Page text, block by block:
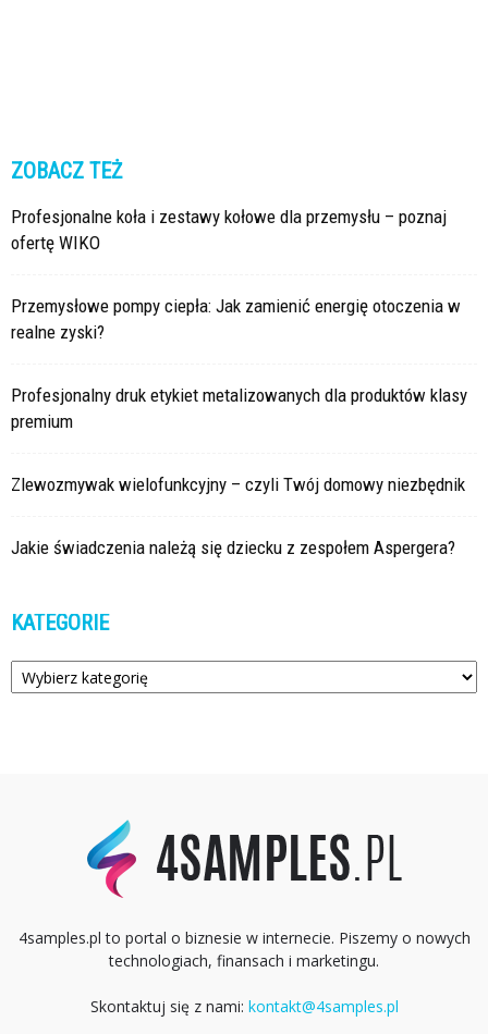
ZOBACZ TEŻ
Profesjonalne koła i zestawy kołowe dla przemysłu – poznaj
ofertę WIKO
Przemysłowe pompy ciepła: Jak zamienić energię otoczenia w
realne zyski?
Profesjonalny druk etykiet metalizowanych dla produktów klasy
premium
Zlewozmywak wielofunkcyjny – czyli Twój domowy niezbędnik
Jakie świadczenia należą się dziecku z zespołem Aspergera?
KATEGORIE
Kategorie
4samples.pl to portal o biznesie w internecie. Piszemy o nowych
technologiach, finansach i marketingu.
Skontaktuj się z nami: kontakt@4samples.pl